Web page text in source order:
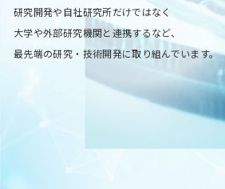
研究開発や自社研究所だけではなく
大学や外部研究機関と連携するなど、
最先端の研究・技術開発に取り組んでいます。